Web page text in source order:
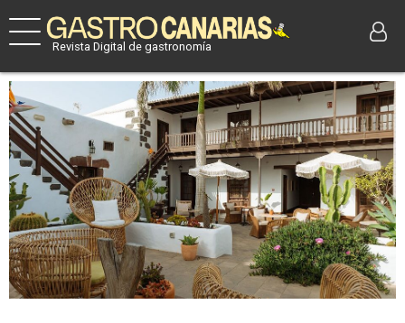
Revista Digital de gastronomía